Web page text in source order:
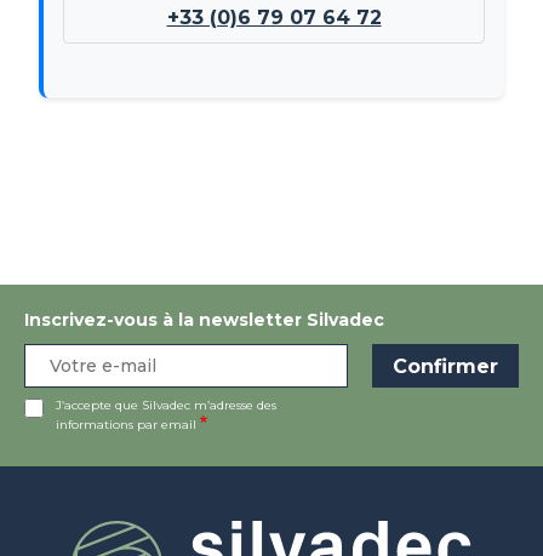
+33 (0)6 79 07 64 72
Inscrivez-vous à la newsletter Silvadec
J’accepte que Silvadec m’adresse des
informations par email